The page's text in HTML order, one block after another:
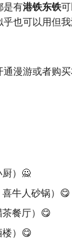
是有港铁东铁
也可以用但我
漫游或者购
）🙅
牛人砂锅）😋
餐厅）😋
）😋